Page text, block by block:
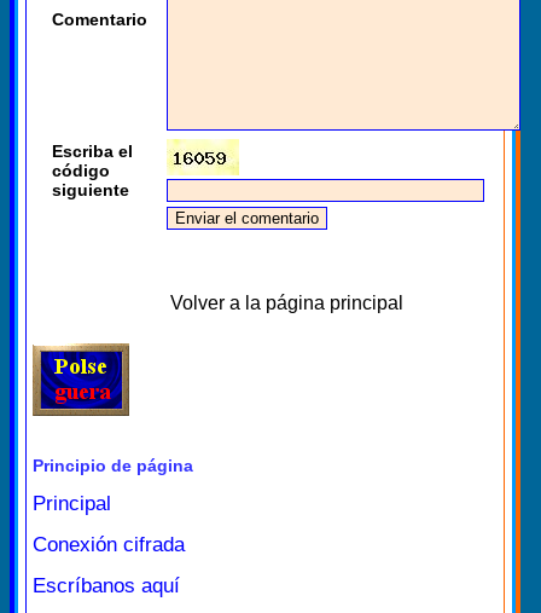
Comentario
Escriba el
código
siguiente
Volver a la página principal
Principio de página
Principal
Conexión cifrada
Escríbanos aquí